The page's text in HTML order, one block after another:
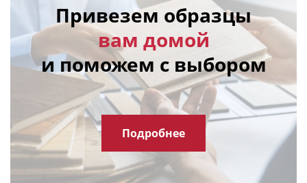
Привезем образцы
вам домой
и поможем с выбором
Подробнее